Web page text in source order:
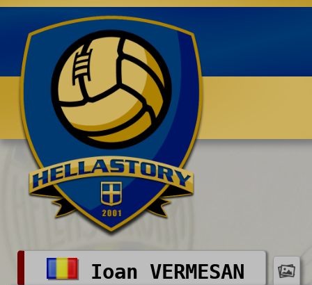
Benvenuti su HELLASTORY.net
Ioan VERMESAN